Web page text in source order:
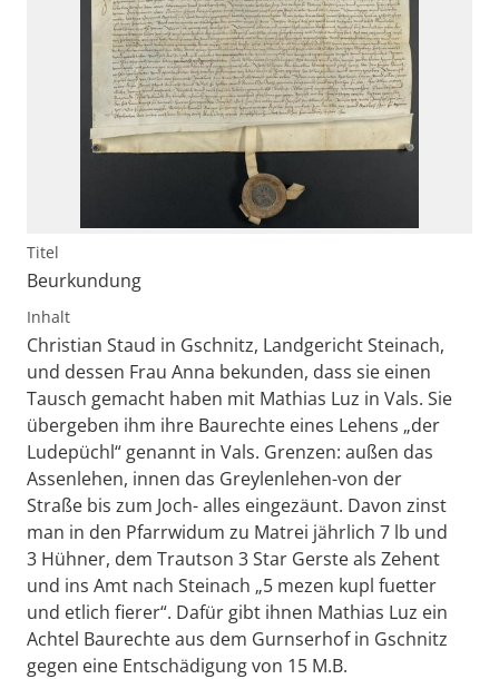
Titel
Beurkundung
Inhalt
Christian Staud in Gschnitz, Landgericht Steinach,
und dessen Frau Anna bekunden, dass sie einen
Tausch gemacht haben mit Mathias Luz in Vals. Sie
übergeben ihm ihre Baurechte eines Lehens „der
Ludepüchl“ genannt in Vals. Grenzen: außen das
Assenlehen, innen das Greylenlehen-von der
Straße bis zum Joch- alles eingezäunt. Davon zinst
man in den Pfarrwidum zu Matrei jährlich 7 lb und
3 Hühner, dem Trautson 3 Star Gerste als Zehent
und ins Amt nach Steinach „5 mezen kupl fuetter
und etlich fierer“. Dafür gibt ihnen Mathias Luz ein
Achtel Baurechte aus dem Gurnserhof in Gschnitz
gegen eine Entschädigung von 15 M.B.